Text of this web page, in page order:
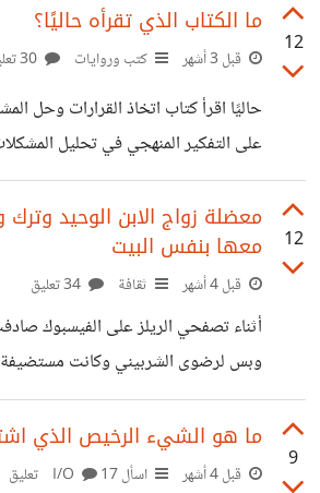
أو حتى بالدراسة، ومع ذلك يحاول كل
الخاص بالعيد بطريقته. قد يكون عيدًا
والخروج والتجمعات، ولكل شخص
أجواءه الخاصة شاركونا هذه الأجواء
12
ما الكتاب الذي تقرأه حاليًا؟
قبل 3 أشهر كتب وروايات
حاليًا اقرأ كتاب اتخاذ القرارات وحل
على التفكير المنهجي في تحليل
الإدارة والعمل. هذا الكتاب اشتريته
سيعجبني من البداية، ولكن الكتاب
ومتحمسة لإنهائه. ما قرأته حتى الآن
العقل، والتفكير الفعال، وتعريف بمبدأ
بعض المعضلات لحلها ربما أشارككم
قليلًا. والآن شاركونا ما تقرأوا حاليا
12
معضلة زواج الابن الوحيد وترك
معها بنفس البيت
قبل 4 أشهر ثقافة
أثناء تصفحي الريلز على الفيسبوك
وبس لرضوى الشربيني وكانت
من سنتين تقريبًا، وتقريبا الولد وحيد
أن يتزوجوا وتعيش معهم وتقول أنه
تعيش بعيد عنه، وهي لن تفعل شيء
9
ما هو الشيء الرخيص الذي
قبل 4 أشهر اسأل I/O17 تعليق